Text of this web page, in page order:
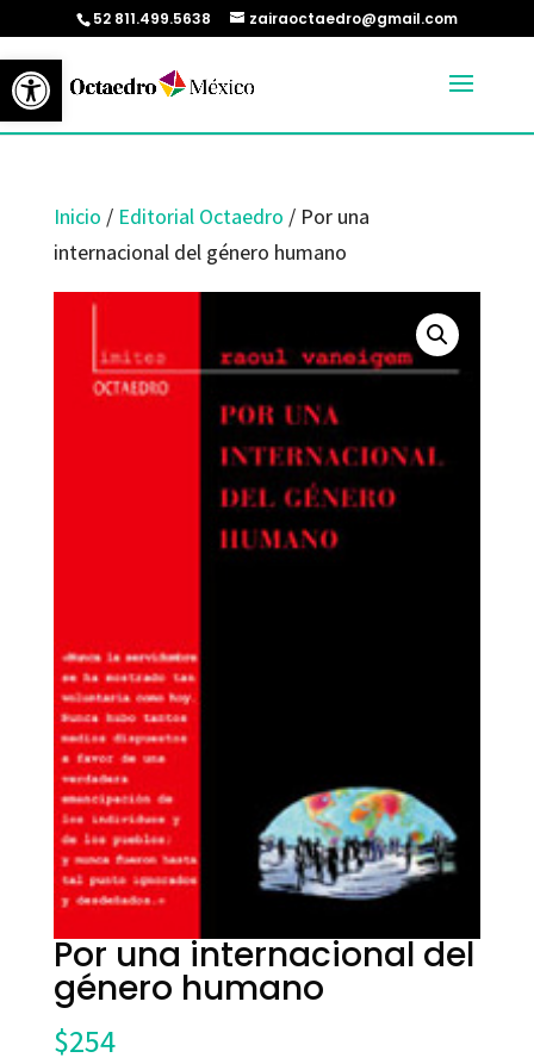
Abrir barra de herramientas
52 811.499.5638 zairaoctaedro@gmail.com
Inicio / Editorial Octaedro / Por una
internacional del género humano
Por una internacional del
género humano
$254